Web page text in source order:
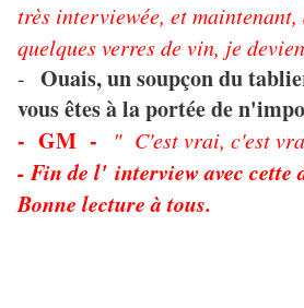
très interviewée, et
quelques verres de vin, je
- Ouais, un soupçon du
vous êtes à la portée de
- GM -
" C'est vrai, c'est
- Fin de l' interview avec cette
Bonne lecture à tous.